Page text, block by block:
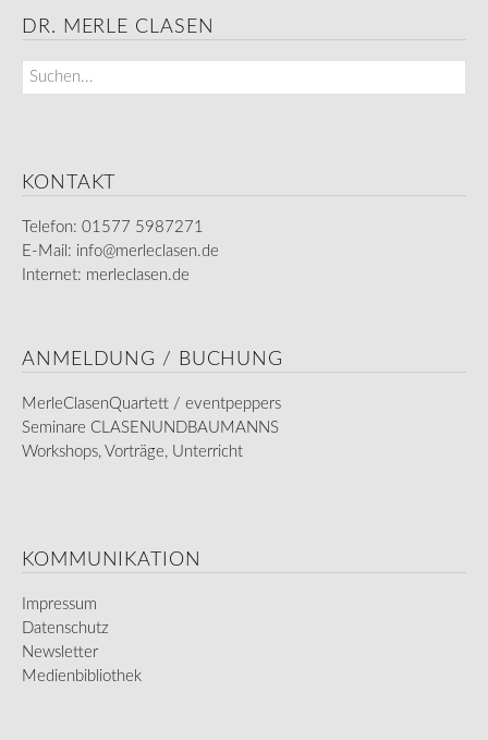
DR. MERLE CLASEN
KONTAKT
Telefon: 01577 5987271
E-Mail: info@merleclasen.de
Internet: merleclasen.de
ANMELDUNG / BUCHUNG
MerleClasenQuartett / eventpeppers
Seminare CLASENUNDBAUMANNS
Workshops, Vorträge, Unterricht
KOMMUNIKATION
Impressum
Datenschutz
Newsletter
Medienbibliothek